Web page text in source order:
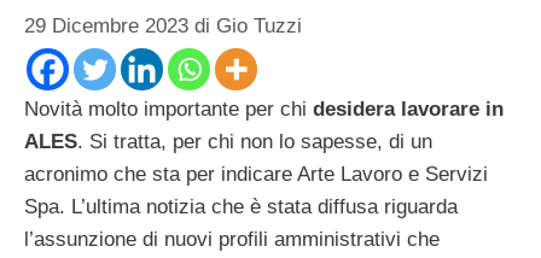
29 Dicembre 2023 di Gio Tuzzi
Novità molto importante per chi desidera lavorare in
ALES. Si tratta, per chi non lo sapesse, di un
acronimo che sta per indicare Arte Lavoro e Servizi
Spa. L’ultima notizia che è stata diffusa riguarda
l’assunzione di nuovi profili amministrativi che